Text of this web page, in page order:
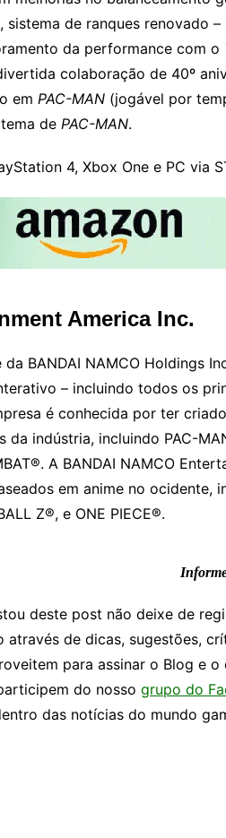
de ranques renovado –
da performance com o
colaboração de 40º
em PAC-MAN (jogável por
de PAC-MAN.
4, Xbox One e PC via
America Inc.
BANDAI NAMCO Holdings
– incluindo todos os
é conhecida por ter
da indústria, incluindo PAC-
A BANDAI NAMCO
em anime no ocidente,
Z®, e ONE PIECE®.
deste post não deixe de
através de dicas, sugestões,
para assinar o Blog e o
do nosso grupo do
das notícias do mundo